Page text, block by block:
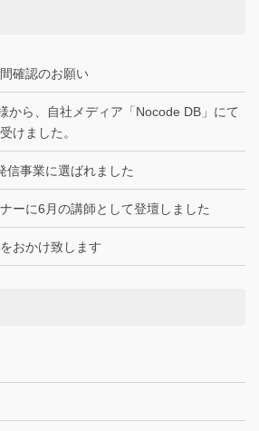
確認のお願い
から、自社メディア「Nocode DB」にて
けました。
信事業に選ばれました
ーに6月の講師として登壇しました
おかけ致します